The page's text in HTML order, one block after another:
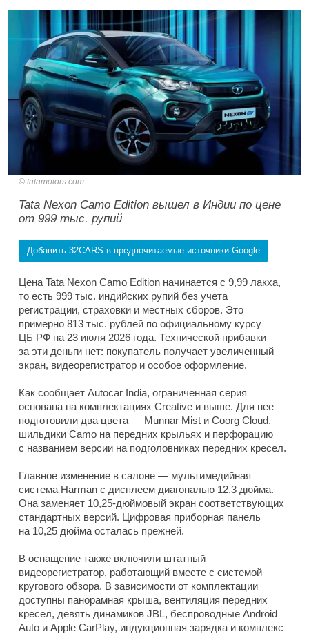
tatamotors.com
Tata Nexon Camo Edition вышел в Индии по цене
от 999 тыс. рупий
Добавить 32CARS в предпочитаемые источники Google
Цена Tata Nexon Camo Edition начинается с 9,99 лакха,
то есть 999 тыс. индийских рупий без учета
регистрации, страховки и местных сборов. Это
примерно 813 тыс. рублей по официальному курсу
ЦБ РФ на 23 июля 2026 года. Технической прибавки
за эти деньги нет: покупатель получает увеличенный
экран, видеорегистратор и особое оформление.
Как сообщает Autocar India, ограниченная серия
основана на комплектациях Creative и выше. Для нее
подготовили два цвета — Munnar Mist и Coorg Cloud,
шильдики Camo на передних крыльях и перфорацию
с названием версии на подголовниках передних кресел.
Главное изменение в салоне — мультимедийная
система Harman с дисплеем диагональю 12,3 дюйма.
Она заменяет 10,25-дюймовый экран соответствующих
стандартных версий. Цифровая приборная панель
на 10,25 дюйма осталась прежней.
В оснащение также включили штатный
видеорегистратор, работающий вместе с системой
кругового обзора. В зависимости от комплектации
доступны панорамная крыша, вентиляция передних
кресел, девять динамиков JBL, беспроводные Android
Auto и Apple CarPlay, индукционная зарядка и комплекс